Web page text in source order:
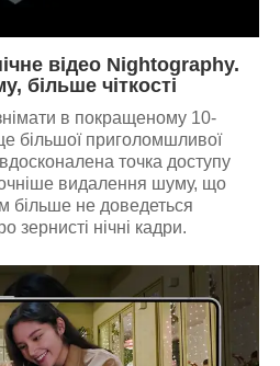
відео Nightography.
більше чіткості
в покращеному 10-
більшої приголомшливої
точка доступу
видалення шуму, що
більше не доведеться
зернисті нічні кадри.